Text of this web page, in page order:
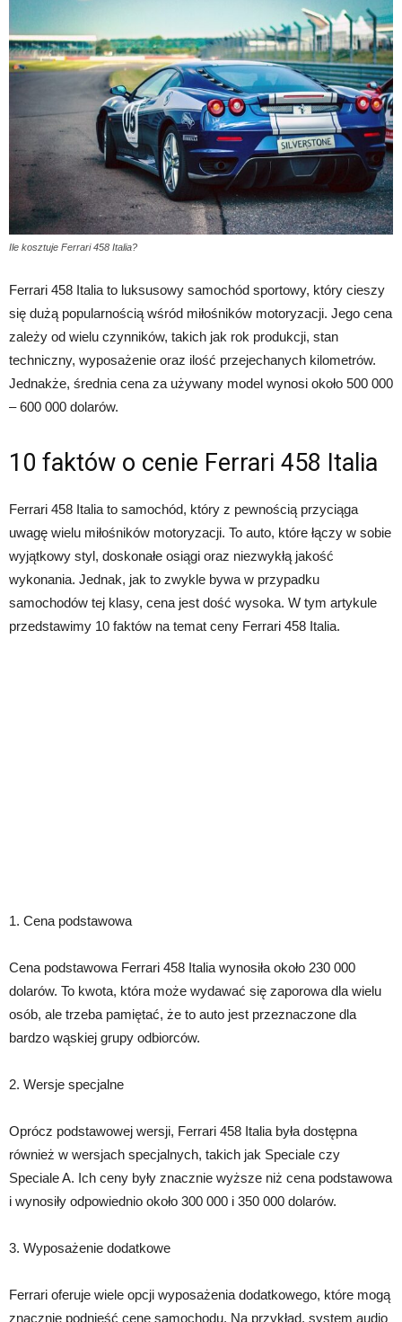
Ile kosztuje Ferrari 458 Italia?
Ferrari 458 Italia to luksusowy samochód sportowy, który cieszy
się dużą popularnością wśród miłośników motoryzacji. Jego cena
zależy od wielu czynników, takich jak rok produkcji, stan
techniczny, wyposażenie oraz ilość przejechanych kilometrów.
Jednakże, średnia cena za używany model wynosi około 500 000
– 600 000 dolarów.
10 faktów o cenie Ferrari 458 Italia
Ferrari 458 Italia to samochód, który z pewnością przyciąga
uwagę wielu miłośników motoryzacji. To auto, które łączy w sobie
wyjątkowy styl, doskonałe osiągi oraz niezwykłą jakość
wykonania. Jednak, jak to zwykle bywa w przypadku
samochodów tej klasy, cena jest dość wysoka. W tym artykule
przedstawimy 10 faktów na temat ceny Ferrari 458 Italia.
1. Cena podstawowa
Cena podstawowa Ferrari 458 Italia wynosiła około 230 000
dolarów. To kwota, która może wydawać się zaporowa dla wielu
osób, ale trzeba pamiętać, że to auto jest przeznaczone dla
bardzo wąskiej grupy odbiorców.
2. Wersje specjalne
Oprócz podstawowej wersji, Ferrari 458 Italia była dostępna
również w wersjach specjalnych, takich jak Speciale czy
Speciale A. Ich ceny były znacznie wyższe niż cena podstawowa
i wynosiły odpowiednio około 300 000 i 350 000 dolarów.
3. Wyposażenie dodatkowe
Ferrari oferuje wiele opcji wyposażenia dodatkowego, które mogą
znacznie podnieść cenę samochodu. Na przykład, system audio